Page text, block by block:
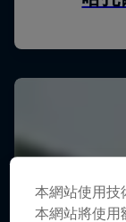
本網站使用技
本網站將使用